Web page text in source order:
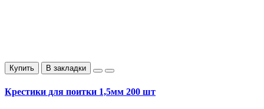
Купить В закладки
Крестики для поитки 1,5мм 200 шт